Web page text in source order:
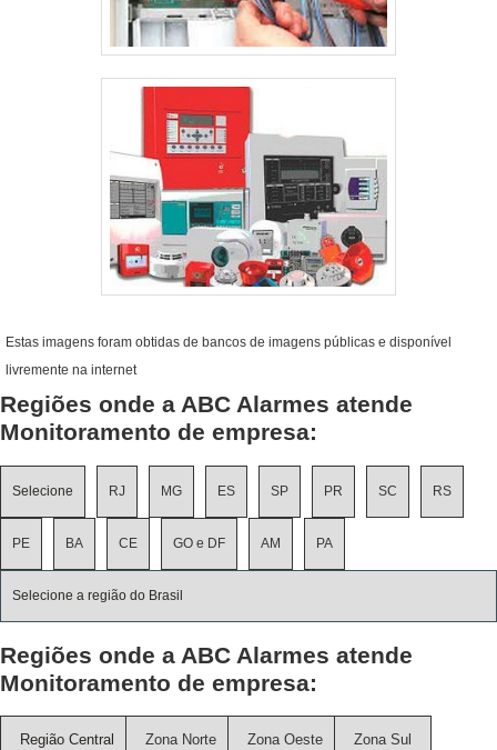
Estas imagens foram obtidas de bancos de imagens públicas e disponível
livremente na internet
Regiões onde a ABC Alarmes atende
Monitoramento de empresa:
Selecione RJ MG ES SP PR SC RS
PE BA CE GO e DF AM PA
Selecione a região do Brasil
Regiões onde a ABC Alarmes atende
Monitoramento de empresa:
Região Central Zona Norte Zona Oeste Zona Sul